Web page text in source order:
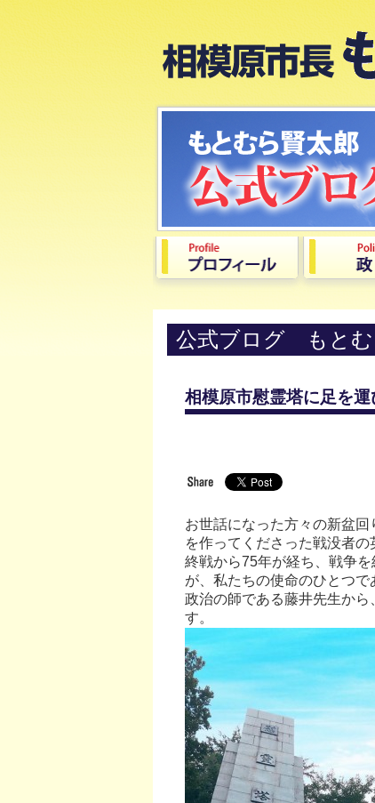
公式ブログ もとむ
相模原市慰霊塔に足を
お世話になった方々の新盆
を作ってくださった戦没者
終戦から75年が経ち、戦争
が、私たちの使命のひとつで
政治の師である藤井先生か
す。